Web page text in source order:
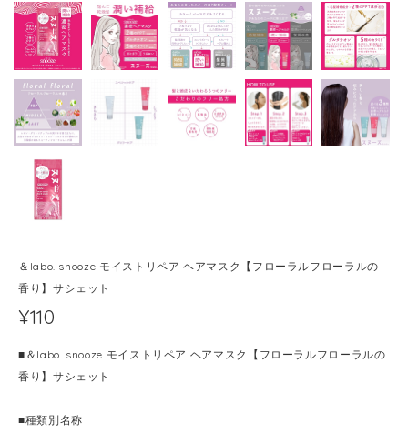
＆labo. snooze モイストリペア ヘアマスク【フローラルフローラルの
香り】サシェット
¥110
■＆labo. snooze モイストリペア ヘアマスク【フローラルフローラルの
香り】サシェット
■種類別名称